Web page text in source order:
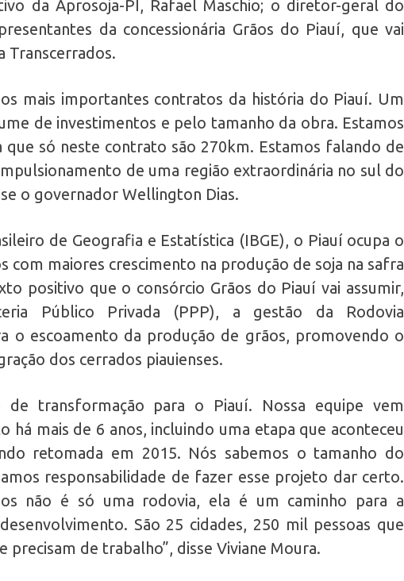
da Aprosoja-PI, Rafael Maschio; o diretor-geral do
da concessionária Grãos do Piauí, que vai
Transcerrados.
mais importantes contratos da história do Piauí. Um
de investimentos e pelo tamanho da obra. Estamos
só neste contrato são 270km. Estamos falando de
de uma região extraordinária no sul do
o governador Wellington Dias.
de Geografia e Estatística (IBGE), o Piauí ocupa o
com maiores crescimento na produção de soja na safra
positivo que o consórcio Grãos do Piauí vai assumir,
Público Privada (PPP), a gestão da Rodovia
o escoamento da produção de grãos, promovendo o
dos cerrados piauienses.
transformação para o Piauí. Nossa equipe vem
há mais de 6 anos, incluindo uma etapa que aconteceu
retomada em 2015. Nós sabemos o tamanho do
responsabilidade de fazer esse projeto dar certo.
não é só uma rodovia, ela é um caminho para a
São 25 cidades, 250 mil pessoas que
precisam de trabalho”, disse Viviane Moura.